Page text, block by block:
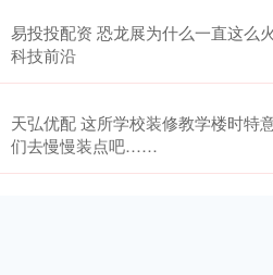
易投投配资 恐龙展为什么一直这么
科技前沿
天弘优配 这所学校装修教学楼时特
们去慢慢装点吧……